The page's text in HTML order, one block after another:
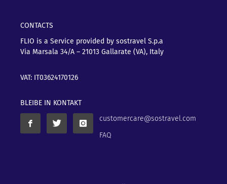
CONTACTS
FLIO is a Service provided by sostravel S.p.a
Via Marsala 34/A – 21013 Gallarate (VA), Italy
VAT: IT03624170126
BLEIBE IN KONTAKT
customercare@sostravel.com
FAQ